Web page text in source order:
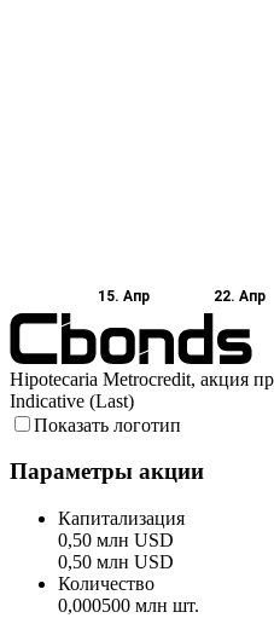
15. Апр 22. Апр
Hipotecaria Metrocredit, акция
Indicative (Last)
Показать логотип
Параметры акции
Капитализация
0,50 млн USD
0,50 млн USD
Количество
0,000500 млн шт.